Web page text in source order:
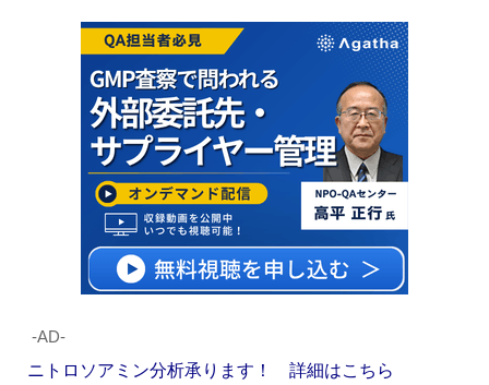
‐AD‐
ニトロソアミン分析承ります！ 詳細はこちら